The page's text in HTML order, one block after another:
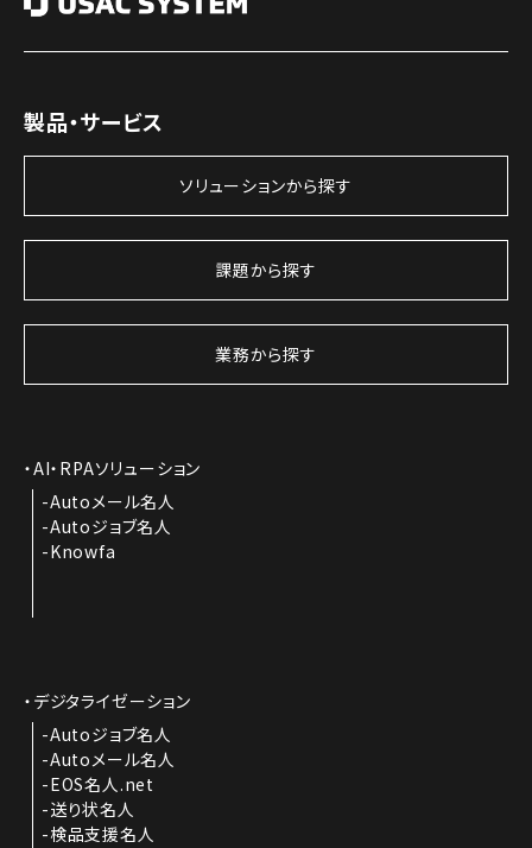
製品・サービス
ソリューションから探す
課題から探す
業務から探す
AI・RPAソリューション
Autoメール名人
Autoジョブ名人
Knowfa
デジタライゼーション
Autoジョブ名人
Autoメール名人
EOS名人.net
送り状名人
検品支援名人